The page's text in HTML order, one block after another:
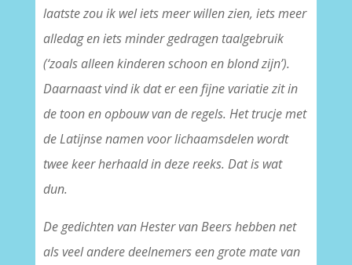
laatste zou ik wel iets meer willen zien, iets meer
alledag en iets minder gedragen taalgebruik
(‘zoals alleen kinderen schoon en blond zijn’).
Daarnaast vind ik dat er een fijne variatie zit in
de toon en opbouw van de regels. Het trucje met
de Latijnse namen voor lichaamsdelen wordt
twee keer herhaald in deze reeks. Dat is wat
dun.
De gedichten van Hester van Beers hebben net
als veel andere deelnemers een grote mate van